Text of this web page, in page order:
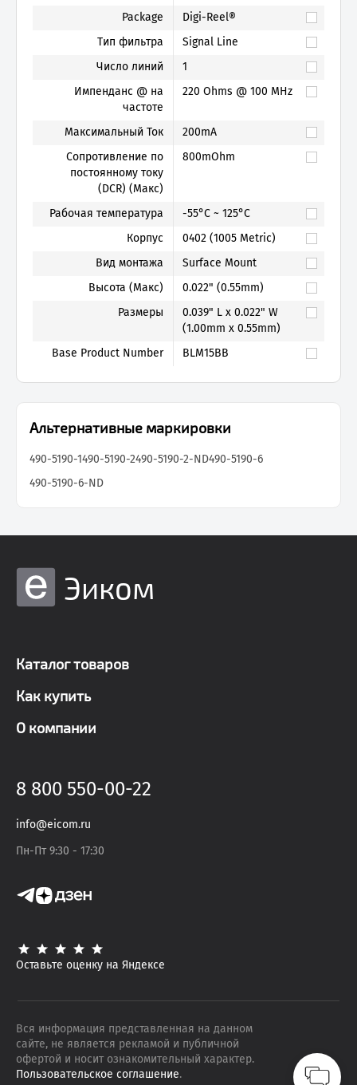
Package
Digi-Reel®
Тип фильтра
Signal Line
Число линий
1
Импенданс @ на
частоте
220 Ohms @ 100 MHz
Максимальный Ток
200mA
Сопротивление по
постоянному току
(DCR) (Макс)
800mOhm
Рабочая температура
-55°C ~ 125°C
Корпус
0402 (1005 Metric)
Вид монтажа
Surface Mount
Высота (Макс)
0.022" (0.55mm)
Размеры
0.039" L x 0.022" W
(1.00mm x 0.55mm)
Base Product Number
BLM15BB
Альтернативные маркировки
490-5190-1490-5190-2490-5190-2-ND490-5190-6
490-5190-6-ND
Эиком
Каталог товаров
Как купить
О компании
8 800 550-00-22
info@eicom.ru
Пн-Пт 9:30 - 17:30
Оставьте оценку на Яндексе
Вся информация представленная на данном
сайте, не является рекламой и публичной
офертой и носит ознакомительный характер.
Пользовательское соглашение.